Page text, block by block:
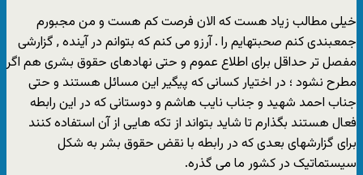
خیلی مطالب زیاد هست که الان فرصت کم هست و من مجبورم
جمعبندی کنم صحبتهایم را . آرزو می کنم که بتوانم در آینده , گزارشی
مفصل تر حداقل برای اطلاع عموم و حتی نهادهای حقوق بشری هم اگر
مطرح نشود ؛ در اختیار کسانی که پیگیر این مسائل هستند و حتی
جناب احمد شهید و جناب نایب هاشم و دوستانی که در این رابطه
فعال هستند بگذارم تا شاید بتواند از تکه هایی از آن استفاده کنند
برای گزارشهای بعدی که در رابطه با نقض حقوق بشر به شکل
سیستماتیک در کشور ما می گذره.